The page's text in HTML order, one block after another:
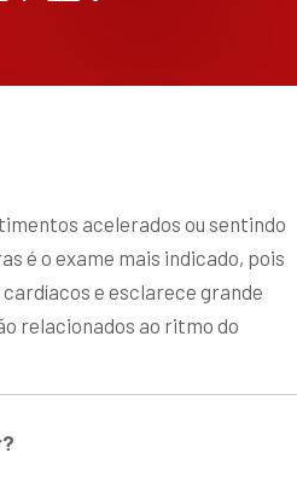
acelerados ou sentindo
é o exame mais indicado, pois
e esclarece grande
relacionados ao ritmo do